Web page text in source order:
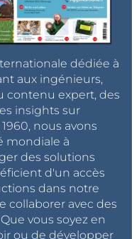
dédiée à
aux ingénieurs,
contenu expert, des
insights sur
nous avons
mondiale à
des solutions
d'un accès
dans notre
collaborer avec des
vous soyez en
ou de développer